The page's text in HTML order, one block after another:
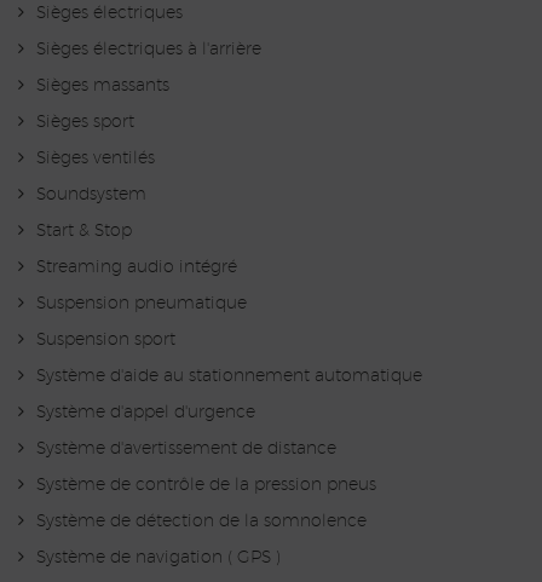
Sièges électriques
Sièges électriques à l'arrière
Sièges massants
Sièges sport
Sièges ventilés
Soundsystem
Start & Stop
Streaming audio intégré
Suspension pneumatique
Suspension sport
Système d'aide au stationnement automatique
Système d'appel d'urgence
Système d'avertissement de distance
Système de contrôle de la pression pneus
Système de détection de la somnolence
Système de navigation ( GPS )